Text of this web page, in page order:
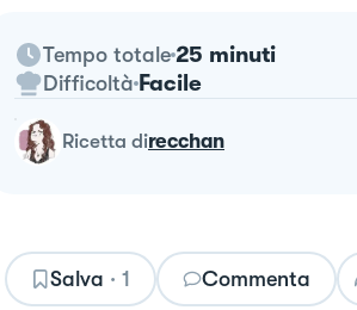
Tempo totale 25 minuti
Difficoltà Facile
ricetta direcchan
Salva · 1 Commenta